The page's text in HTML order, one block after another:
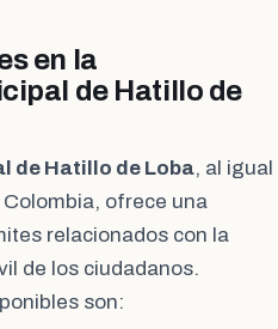
en la
de Hatillo de
de Hatillo de Loba, al igual
ofrece una
relacionados con la
de los ciudadanos.
son: